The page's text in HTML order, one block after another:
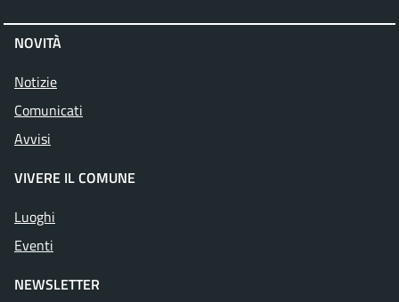
NOVITÀ
Notizie
Comunicati
Avvisi
VIVERE IL COMUNE
Luoghi
Eventi
NEWSLETTER